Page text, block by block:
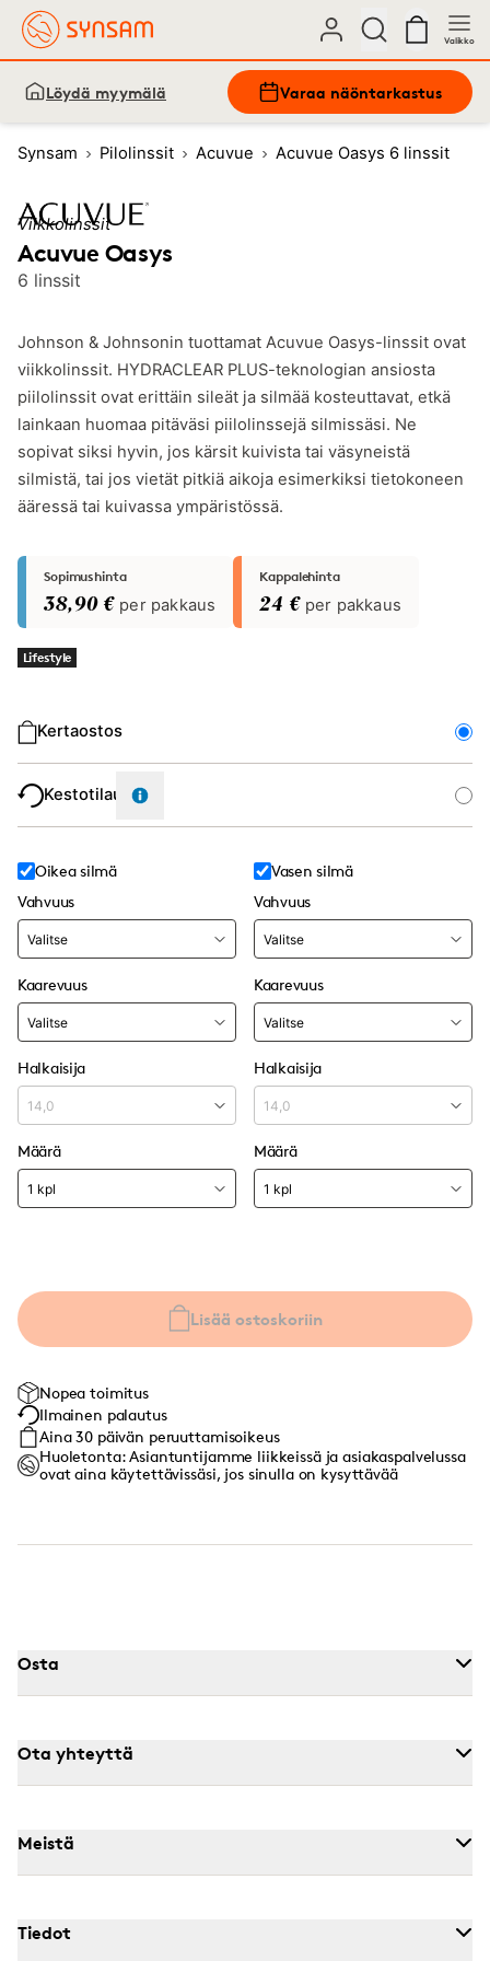
Valikko
Löydä myymälä Varaa näöntarkastus
Synsam Pilolinssit Acuvue Acuvue Oasys 6 linssit
Viikkolinssit
Acuvue Oasys
6 linssit
Johnson & Johnsonin tuottamat Acuvue Oasys-linssit ovat
viikkolinssit. HYDRACLEAR PLUS-teknologian ansiosta
piilolinssit ovat erittäin sileät ja silmää kosteuttavat, etkä
lainkaan huomaa pitäväsi piilolinssejä silmissäsi. Ne
sopivat siksi hyvin, jos kärsit kuivista tai väsyneistä
silmistä, tai jos vietät pitkiä aikoja esimerkiksi tietokoneen
ääressä tai kuivassa ympäristössä.
Sopimushinta
38,90 € per pakkaus
Kappalehinta
24 € per pakkaus
Lifestyle
Kertaostos
Kestotilaus
Oikea silmä
Vahvuus
Kaarevuus
Halkaisija
Määrä
Vasen silmä
Vahvuus
Kaarevuus
Halkaisija
Määrä
Lisää ostoskoriin
Nopea toimitus
Ilmainen palautus
Aina 30 päivän peruuttamisoikeus
Huoletonta: Asiantuntijamme liikkeissä ja asiakaspalvelussa
ovat aina käytettävissäsi, jos sinulla on kysyttävää
Osta
Ota yhteyttä
Meistä
Tiedot